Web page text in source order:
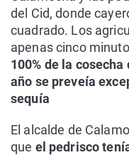
del Cid, donde
cuadrado. Los
apenas cinco
100% de la
año se preveía
sequía
El alcalde de
que el pedrisco